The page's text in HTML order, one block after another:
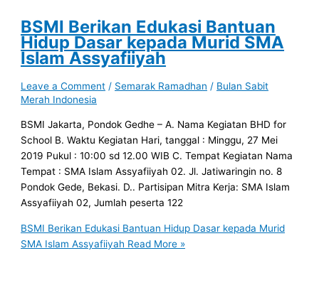
BSMI Berikan Edukasi Bantuan
Hidup Dasar kepada Murid SMA
Islam Assyafiiyah
Leave a Comment / Semarak Ramadhan / Bulan Sabit
Merah Indonesia
BSMI Jakarta, Pondok Gedhe – A. Nama Kegiatan BHD for
School B. Waktu Kegiatan Hari, tanggal : Minggu, 27 Mei
2019 Pukul : 10:00 sd 12.00 WIB C. Tempat Kegiatan Nama
Tempat : SMA Islam Assyafiiyah 02. Jl. Jatiwaringin no. 8
Pondok Gede, Bekasi. D.. Partisipan Mitra Kerja: SMA Islam
Assyafiiyah 02, Jumlah peserta 122
BSMI Berikan Edukasi Bantuan Hidup Dasar kepada Murid
SMA Islam Assyafiiyah Read More »